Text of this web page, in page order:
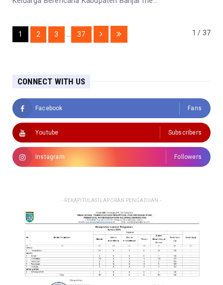
1 / 37
1 2 3 37
CONNECT WITH US
Facebook Fans
Youtube Subscribers
Instagram Followers
- REKAPITULASI LAPORAN PENGADUAN -